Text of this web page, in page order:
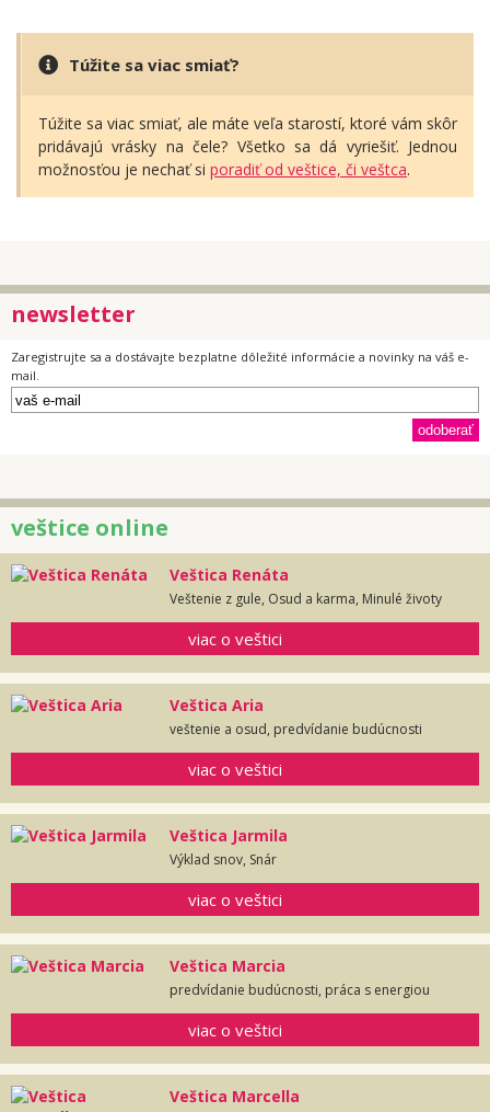
Túžite sa viac smiať?
Túžite sa viac smiať, ale máte veľa starostí, ktoré vám skôr
pridávajú vrásky na čele? Všetko sa dá vyriešiť. Jednou
možnosťou je nechať si poradiť od veštice, či veštca.
newsletter
Zaregistrujte sa a dostávajte bezplatne dôležité informácie a novinky na váš e-
mail.
veštice online
Veštica Renáta
Veštenie z gule, Osud a karma, Minulé životy
viac o veštici
Veštica Aria
veštenie a osud, predvídanie budúcnosti
viac o veštici
Veštica Jarmila
Výklad snov, Snár
viac o veštici
Veštica Marcia
predvídanie budúcnosti, práca s energiou
viac o veštici
Veštica Marcella